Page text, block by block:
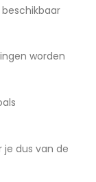
worden
je dus van de